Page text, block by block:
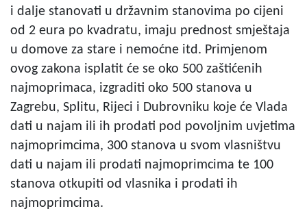
i dalje stanovati u državnim stanovima po cijeni
od 2 eura po kvadratu, imaju prednost smještaja
u domove za stare i nemoćne itd. Primjenom
ovog zakona isplatit će se oko 500 zaštićenih
najmoprimaca, izgraditi oko 500 stanova u
Zagrebu, Splitu, Rijeci i Dubrovniku koje će Vlada
dati u najam ili ih prodati pod povoljnim uvjetima
najmoprimcima, 300 stanova u svom vlasništvu
dati u najam ili prodati najmoprimcima te 100
stanova otkupiti od vlasnika i prodati ih
najmoprimcima.